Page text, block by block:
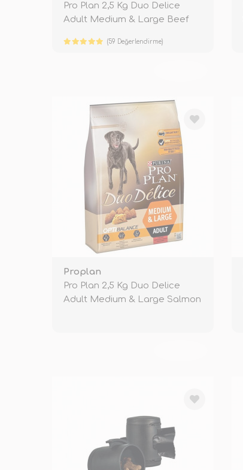
Pro Plan 2,5 Kg Duo Delice
Adult Medium & Large Beef
(59 Değerlendirme)
Proplan
Pro Plan 2,5 Kg Duo Delice
Adult Medium & Large Salmon